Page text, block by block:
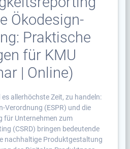
Ökodesign-
Praktische
für KMU
| Online)
allerhöchste Zeit, zu handeln:
Verordnung (ESPR) und die
für Unternehmen zum
(CSRD) bringen bedeutende
nachhaltige Produktgestaltung